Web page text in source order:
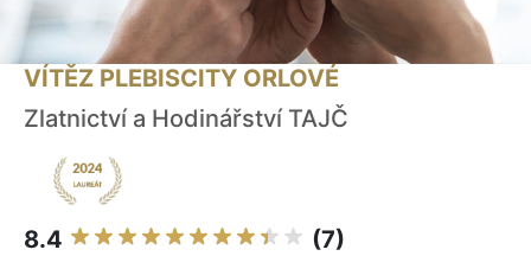
VÍTĚZ PLEBISCITY ORLOVÉ
Zlatnictví a Hodinářství TAJČ
8.4 (7)